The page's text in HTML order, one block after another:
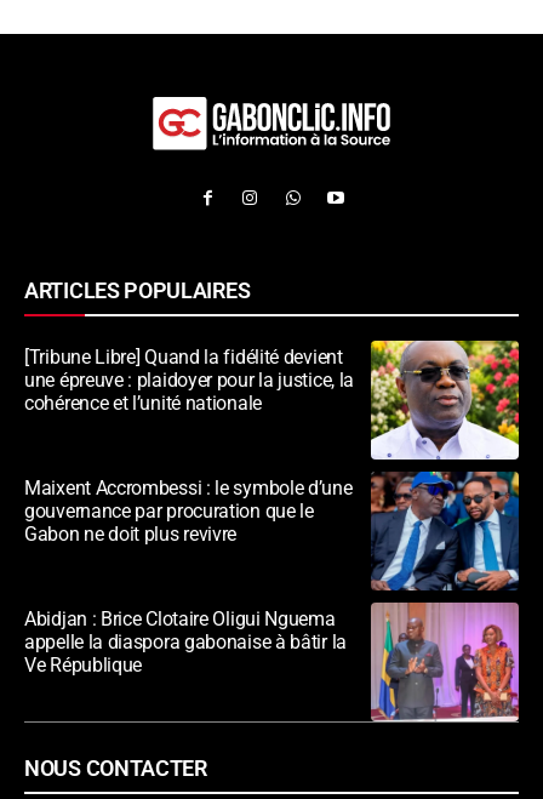
ARTICLES POPULAIRES
[Tribune Libre] Quand la fidélité devient
une épreuve : plaidoyer pour la justice, la
cohérence et l’unité nationale
Maixent Accrombessi : le symbole d’une
gouvernance par procuration que le
Gabon ne doit plus revivre
Abidjan : Brice Clotaire Oligui Nguema
appelle la diaspora gabonaise à bâtir la
Ve République
NOUS CONTACTER